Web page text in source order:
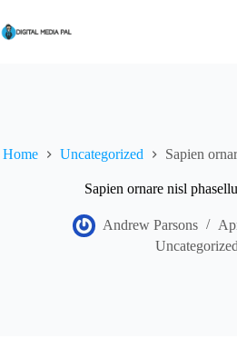
to
content
Home Uncategorized Sapien
Sapien ornare nisl
Andrew Parsons
Uncategorized